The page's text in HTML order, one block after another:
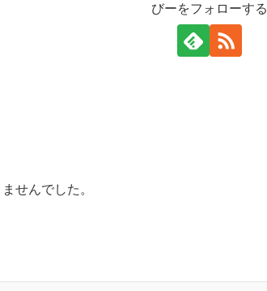
びーをフォローする
せんでした。